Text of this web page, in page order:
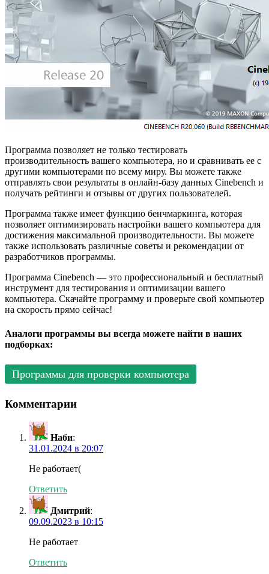
Программа позволяет не только тестировать
производительность вашего компьютера, но и сравнивать ее с
другими компьютерами по всему миру. Вы можете также
отправлять свои результаты в онлайн-базу данных Cinebench и
получать рейтинги и отзывы от других пользователей.
Программа также имеет функцию бенчмаркинга, которая
позволяет оптимизировать настройки вашего компьютера для
достижения максимальной производительности. Вы можете
также использовать различные советы и рекомендации от
разработчиков программы.
Программа Cinebench — это профессиональный и бесплатный
инструмент для тестирования и оптимизации вашего
компьютера. Скачайте программу и проверьте свой компьютер
на скорость прямо сейчас!
Аналоги программы вы всегда можете найти в наших
подборках:
Программы для проверки компьютера
Комментарии
Наби:
31.01.2024 в 20:07
Не работает(
Ответить
Дмитрий:
09.09.2023 в 10:15
Не работает
Ответить